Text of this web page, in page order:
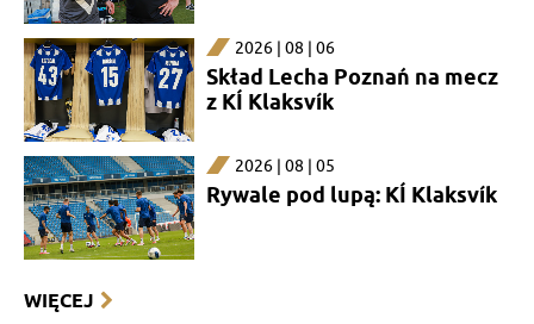
2026 | 08 | 06
Skład Lecha Poznań na mecz
z KÍ Klaksvík
2026 | 08 | 05
Rywale pod lupą: KÍ Klaksvík
WIĘCEJ